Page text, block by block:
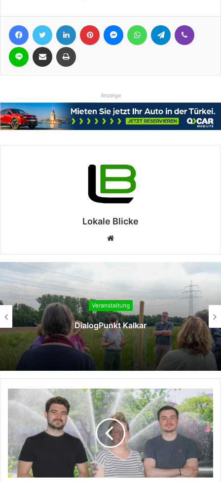
FacebookTwitter LinkedIn Pinterest MessengerWhatsAppTelegram
Line Teile per E-Mail Drucken
Anzeige
Lokale Blicke
Webseite
Veranstaltung
Kultur geht vor Anker – „Ruhrorter
Campusabende“